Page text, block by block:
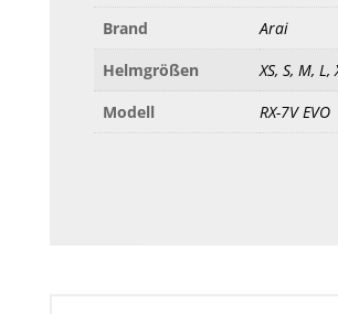
Brand
Arai
Helmgrößen
XS, S, M, L,
Modell
RX-7V EVO